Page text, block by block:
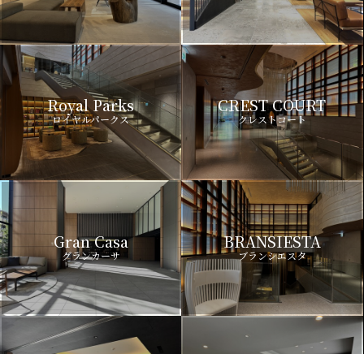
Royal Parks
ロイヤルパークス
CREST COURT
クレストコート
Gran Casa
グランカーサ
BRANSIESTA
ブランシエスタ